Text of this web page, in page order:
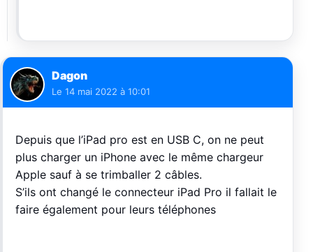
Dagon
Le 14 mai 2022 à 10:01
Depuis que l’iPad pro est en USB C, on ne peut
plus charger un iPhone avec le même chargeur
Apple sauf à se trimballer 2 câbles.
S’ils ont changé le connecteur iPad Pro il fallait le
faire également pour leurs téléphones